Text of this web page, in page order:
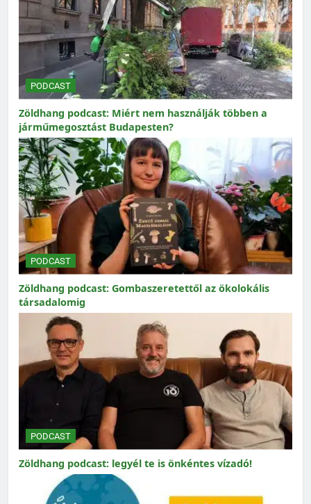
PODCAST
Zöldhang podcast: Miért nem használják többen a
járműmegosztást Budapesten?
PODCAST
Zöldhang podcast: Gombaszeretettől az ökolokális
társadalomig
PODCAST
Zöldhang podcast: legyél te is önkéntes vízadó!